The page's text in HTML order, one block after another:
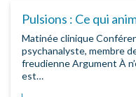
Pulsions : Ce qui
Matinée clinique
psychanalyste, membre
freudienne Argument À
est…